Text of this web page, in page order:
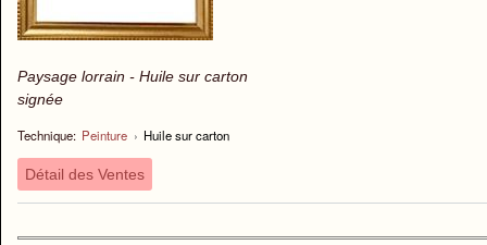
Paysage lorrain - Huile sur carton
signée
Technique: Peinture › Huile sur carton
Détail des Ventes